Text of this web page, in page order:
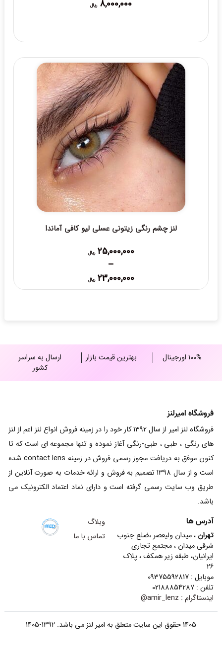
8,000,000 ریال
لنز چشم رنگی زیتونی عسلی لیو کافی آماندا
25,000,000 ریال
–
23,000,000 ریال
Price
range:
100% اورجینال بهترین قیمت بازار
ارسال به سراسر
کشور
فروشگاه امیرلنز
فروشگاه لنز امیر از سال 1392 کار خود را در زمینه فروش انواع لنز اعم از لنز
های رنگی ، طبی ، طبی-رنگی آغاز نموده و تنها مجموعه ای است که تا
کنون موفق به دریافت مجوز رسمی فروش در زمینه contact lens شده
است و از سال 1398 تصمیم به فروش و ارائه خدمات به صورت آنلاین از
طریق وب سایت رسمی گرفته است و دارای نماد اعتماد الکترونیک می
باشد.
آدرس ها
تهران ، میدان ولیعصر ،ضلع جنوب
شرقی میدان ، مجتمع تجاری
ایرانیان، طبقه زیر همکف ، پلاک
26
موبایل : 09375592817
تلفن : 02188854287
اینستاگرام : amir_lenz@
وبلاگ
تماس با ما
1405 حقوق این سایت متعلق به امیر لنز می باشد. 1392-1405